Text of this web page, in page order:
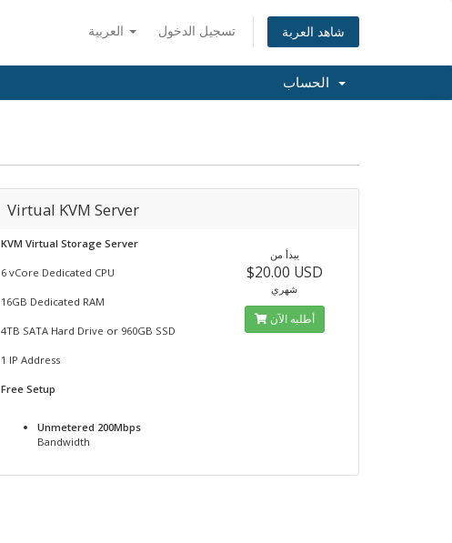
تسجيل الدخول شاهد العربة
Virtual KVM Server
KVM Virtual Storage Server
6 vCore Dedicated CPU
16GB Dedicated RAM
4TB SATA Hard Drive or 960GB SSD
1 IP Address
Free Setup
Unmetered 200Mbps
Bandwidth
يبدأ من
$20.00 USD
شهري
أطلبه الآن